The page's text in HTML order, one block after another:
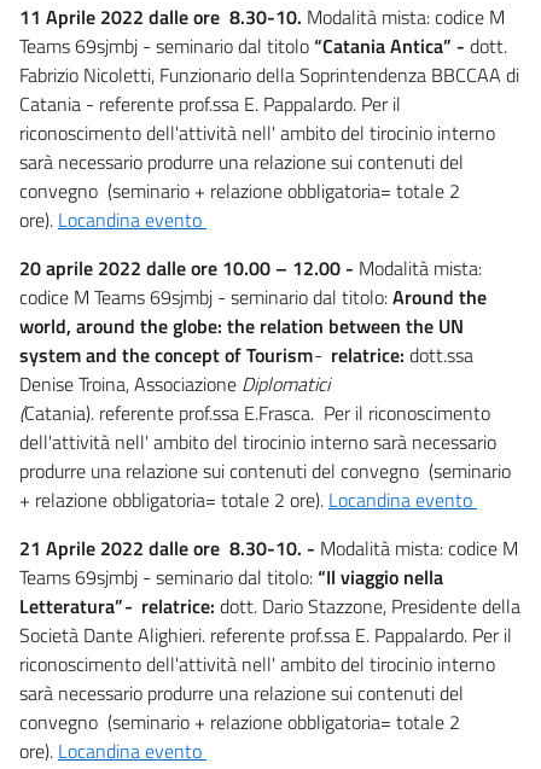
11 Aprile 2022 dalle ore 8.30-10. Modalità mista: codice M
Teams 69sjmbj - seminario dal titolo“Catania Antica” - dott.
Fabrizio Nicoletti, Funzionario della Soprintendenza BBCCAA di
Catania - referente prof.ssa E. Pappalardo. Per il
riconoscimento dell'attività nell' ambito del tirocinio interno
sarà necessario produrre una relazione sui contenuti del
convegno (seminario + relazione obbligatoria= totale 2
ore). Locandina evento
20 aprile 2022 dalle ore 10.00 – 12.00 - Modalità mista:
codice M Teams 69sjmbj - seminario dal titolo:Around the
world, around the globe: the relation between the UN
system and the concept of Tourism- relatrice: dott.ssa
Denise Troina, Associazione Diplomatici
(Catania). referente prof.ssa E.Frasca. Per il riconoscimento
dell'attività nell' ambito del tirocinio interno sarà necessario
produrre una relazione sui contenuti del convegno (seminario
+ relazione obbligatoria= totale 2 ore). Locandina evento
21 Aprile 2022 dalle ore 8.30-10. - Modalità mista: codice M
Teams 69sjmbj - seminario dal titolo:“Il viaggio nella
Letteratura”- relatrice: dott. Dario Stazzone, Presidente della
Società Dante Alighieri. referente prof.ssa E. Pappalardo. Per il
riconoscimento dell'attività nell' ambito del tirocinio interno
sarà necessario produrre una relazione sui contenuti del
convegno (seminario + relazione obbligatoria= totale 2
ore). Locandina evento